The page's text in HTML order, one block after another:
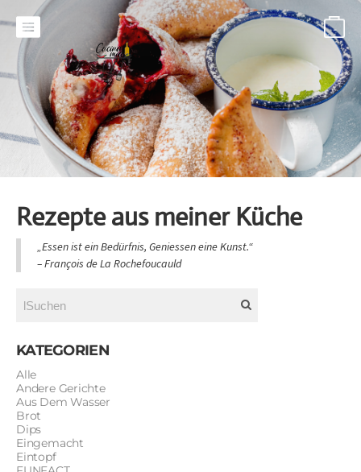
-
Rezepte aus meiner Küche
„Essen ist ein Bedürfnis, Geniessen eine Kunst.“
​– François de La Rochefoucauld
KATEGORIEN
Alle
Andere Gerichte
Aus Dem Wasser
Brot
Dips
Eingemacht
Eintopf